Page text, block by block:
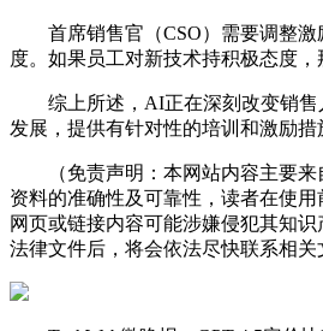
首席销售官（CSO）需要调整激
度。如果员工对新技术持积极态度
综上所述，AI正在深刻改变销售人
发展，提供有针对性的培训和激励
（免责声明：本网站内容主要来
资料的准确性及可靠性，读者在使
网页或链接内容可能涉嫌侵犯其知
法律文件后，将会依法尽快联系相